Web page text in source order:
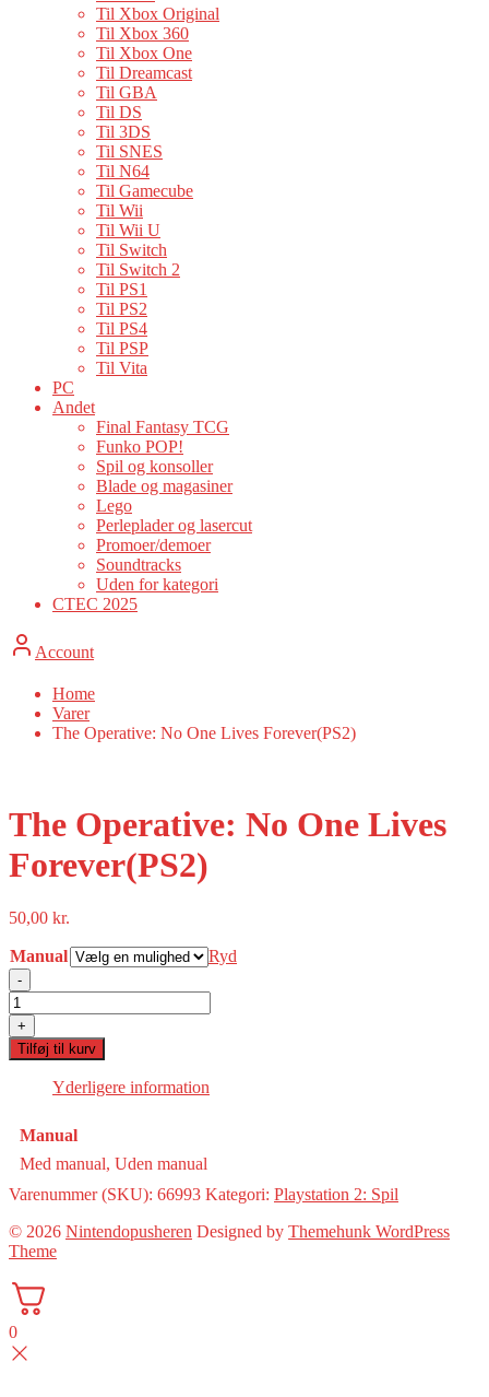
Til Xbox Original
Til Xbox 360
Til Xbox One
Til Dreamcast
Til GBA
Til DS
Til 3DS
Til SNES
Til N64
Til Gamecube
Til Wii
Til Wii U
Til Switch
Til Switch 2
Til PS1
Til PS2
Til PS4
Til PSP
Til Vita
PC
Andet
Final Fantasy TCG
Funko POP!
Spil og konsoller
Blade og magasiner
Lego
Perleplader og lasercut
Promoer/demoer
Soundtracks
Uden for kategori
CTEC 2025
Account
Home
Varer
The Operative: No One Lives Forever(PS2)
The Operative: No One Lives
Forever(PS2)
50,00 kr.
Manual Ryd
-
The
Operative:
No
One
Forever(PS2)
+
Tilføj til kurv
Yderligere information
Manual
Med manual, Uden manual
Varenummer (SKU): 66993 Kategori: Playstation 2: Spil
© 2026 Nintendopusheren Designed by Themehunk WordPress
Theme
0